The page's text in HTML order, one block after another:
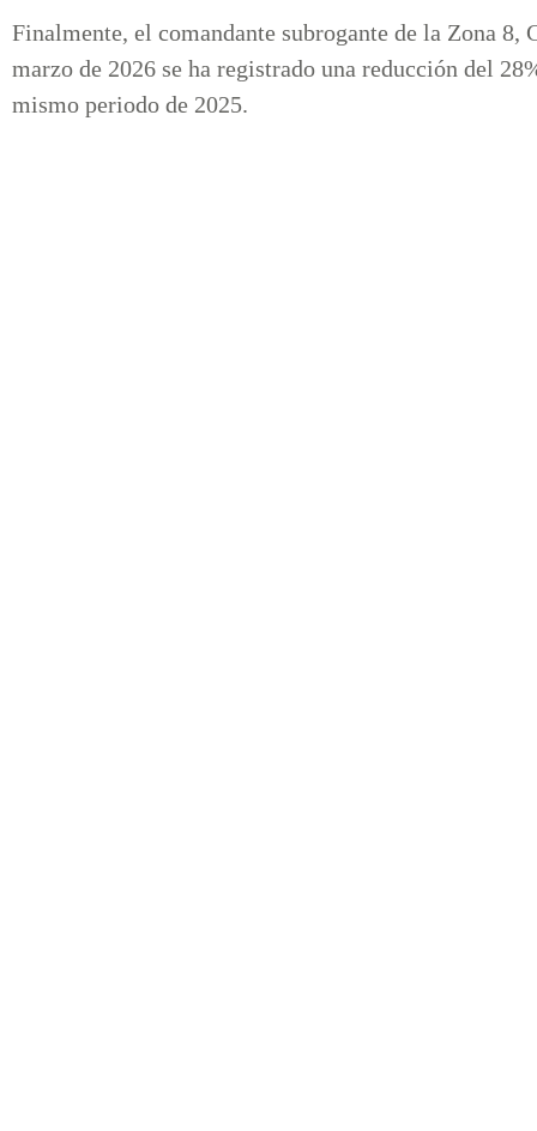
Finalmente, el comandante subrogante de la Zona
marzo de 2026 se ha registrado una reducción del
mismo periodo de 2025.